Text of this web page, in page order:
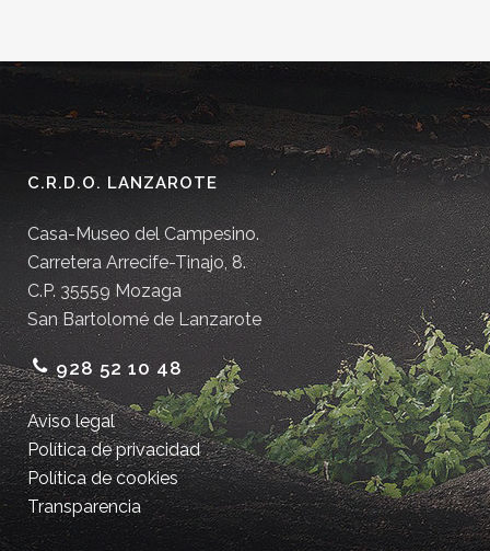
C.R.D.O. LANZAROTE
Casa-Museo del Campesino.
Carretera Arrecife-Tinajo, 8.
C.P. 35559 Mozaga
San Bartolomé de Lanzarote
928 52 10 48
Aviso legal
Política de privacidad
Política de cookies
Transparencia